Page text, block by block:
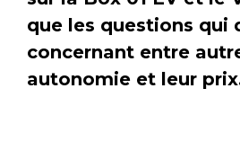
que les questions qui
concernant entre
autonomie et leur